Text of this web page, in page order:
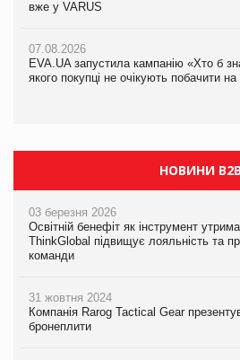
вже у VARUS
07.08.2026
EVA.UA запустила кампанію «Хто б
якого покупці не очікують побачити
Смачна новинка для хвостатих: у
05.08.2026
Мережа супермаркетів VARUS купує
НОВИНИ B2B
03 березня 2026
Освітній бенефіт як інструмент
ThinkGlobal підвищує лояльність та
команди
31 жовтня 2024
Компанія Rarog Tactical Gear
бронеплити